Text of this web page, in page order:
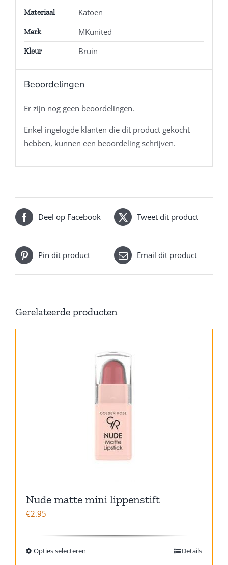
Materiaal Katoen
Merk MKunited
Kleur Bruin
Beoordelingen
Er zijn nog geen beoordelingen.
Enkel ingelogde klanten die dit product gekocht
hebben, kunnen een beoordeling schrijven.
Deel op Facebook Tweet dit product
Pin dit product Email dit product
Gerelateerde producten
Nude matte mini lippenstift
€2.95
Opties selecteren Details